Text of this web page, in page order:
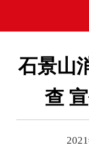
石景山
查